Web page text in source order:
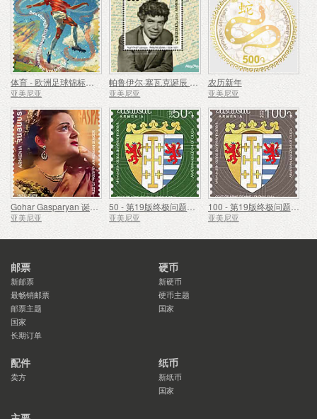
体育 - 欧洲足球锦标赛、欧洲杯
亚美尼亚
帕鲁伊尔·塞瓦克诞辰 100 周年
亚美尼亚
农历新年
亚美尼亚
Gohar Gasparyan 诞辰 100 周年
亚美尼亚
50 - 第19版终极问题，亚美尼亚的国徽
亚美尼亚
100 - 第19版终极问题，亚美尼亚的国徽
亚美尼亚
邮票
新邮票
最畅销邮票
邮票主题
国家
长期订单
硬币
新硬币
硬币主题
国家
配件
卖方
纸币
新纸币
国家